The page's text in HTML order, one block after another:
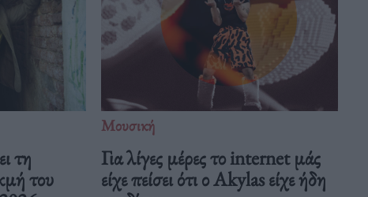
τη
του
Μουσική
Για λίγες μέρες το internet μάς
είχε πείσει ότι ο Akylas είχε ήδη